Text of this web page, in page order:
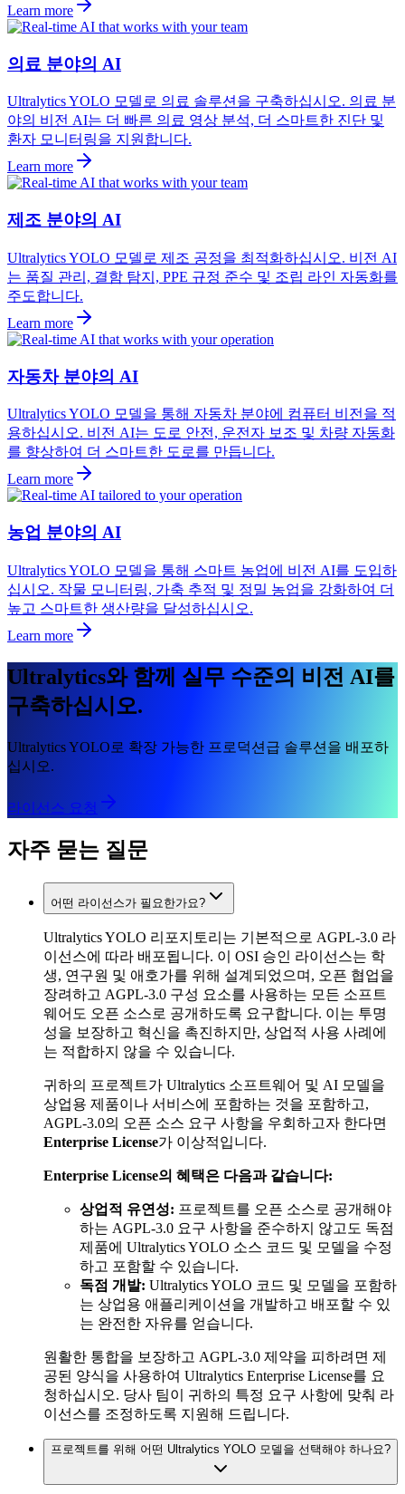
Learn more
의료 분야의 AI
Ultralytics YOLO 모델로 의료 솔루션을 구축하십시오. 의료 분
야의 비전 AI는 더 빠른 의료 영상 분석, 더 스마트한 진단 및
환자 모니터링을 지원합니다.
Learn more
제조 분야의 AI
Ultralytics YOLO 모델로 제조 공정을 최적화하십시오. 비전 AI
는 품질 관리, 결함 탐지, PPE 규정 준수 및 조립 라인 자동화를
주도합니다.
Learn more
자동차 분야의 AI
Ultralytics YOLO 모델을 통해 자동차 분야에 컴퓨터 비전을 적
용하십시오. 비전 AI는 도로 안전, 운전자 보조 및 차량 자동화
를 향상하여 더 스마트한 도로를 만듭니다.
Learn more
농업 분야의 AI
Ultralytics YOLO 모델을 통해 스마트 농업에 비전 AI를 도입하
십시오. 작물 모니터링, 가축 추적 및 정밀 농업을 강화하여 더
높고 스마트한 생산량을 달성하십시오.
Learn more
Ultralytics와 함께 실무 수준의 비전 AI를
구축하십시오.
Ultralytics YOLO로 확장 가능한 프로덕션급 솔루션을 배포하
십시오.
라이선스 요청
자주 묻는 질문
어떤 라이선스가 필요한가요?
Ultralytics YOLO 리포지토리는 기본적으로 AGPL-3.0 라
이선스에 따라 배포됩니다. 이 OSI 승인 라이선스는 학
생, 연구원 및 애호가를 위해 설계되었으며, 오픈 협업을
장려하고 AGPL-3.0 구성 요소를 사용하는 모든 소프트
웨어도 오픈 소스로 공개하도록 요구합니다. 이는 투명
성을 보장하고 혁신을 촉진하지만, 상업적 사용 사례에
는 적합하지 않을 수 있습니다.
귀하의 프로젝트가 Ultralytics 소프트웨어 및 AI 모델을
상업용 제품이나 서비스에 포함하는 것을 포함하고,
AGPL-3.0의 오픈 소스 요구 사항을 우회하고자 한다면
Enterprise License가 이상적입니다.
Enterprise License의 혜택은 다음과 같습니다:
상업적 유연성: 프로젝트를 오픈 소스로 공개해야
하는 AGPL-3.0 요구 사항을 준수하지 않고도 독점
제품에 Ultralytics YOLO 소스 코드 및 모델을 수정
하고 포함할 수 있습니다.
독점 개발: Ultralytics YOLO 코드 및 모델을 포함하
는 상업용 애플리케이션을 개발하고 배포할 수 있
는 완전한 자유를 얻습니다.
원활한 통합을 보장하고 AGPL-3.0 제약을 피하려면 제
공된 양식을 사용하여 Ultralytics Enterprise License를 요
청하십시오. 당사 팀이 귀하의 특정 요구 사항에 맞춰 라
이선스를 조정하도록 지원해 드립니다.
프로젝트를 위해 어떤 Ultralytics YOLO 모델을 선택해야 하나요?